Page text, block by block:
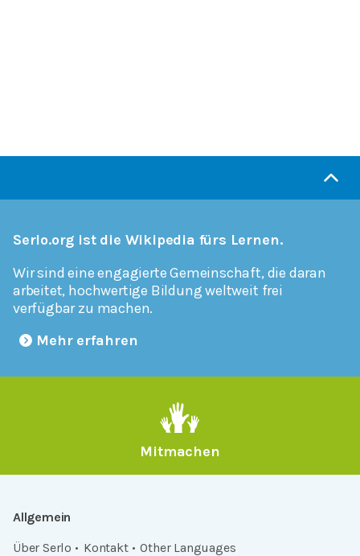
Serlo.org ist die Wikipedia fürs Lernen.
Wir sind eine engagierte Gemeinschaft, die daran
arbeitet, hochwertige Bildung weltweit frei
verfügbar zu machen.
Mehr erfahren
Mitmachen
Allgemein
Über Serlo
Kontakt Other Languages